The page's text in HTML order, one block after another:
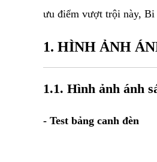
ưu điểm vượt trội này, Bi
1. HÌNH ẢNH
1.1. Hình ảnh ánh
- Test bảng canh đèn